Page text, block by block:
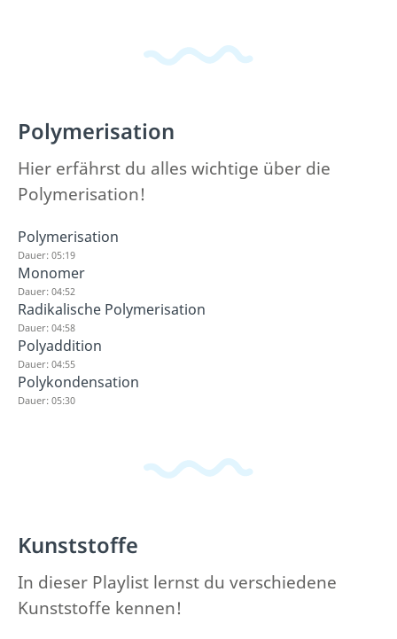
Polymerisation
Hier erfährst du alles wichtige über die
Polymerisation!
Polymerisation
Dauer: 05:19
Monomer
Dauer: 04:52
Radikalische Polymerisation
Dauer: 04:58
Polyaddition
Dauer: 04:55
Polykondensation
Dauer: 05:30
Kunststoffe
In dieser Playlist lernst du verschiedene
Kunststoffe kennen!